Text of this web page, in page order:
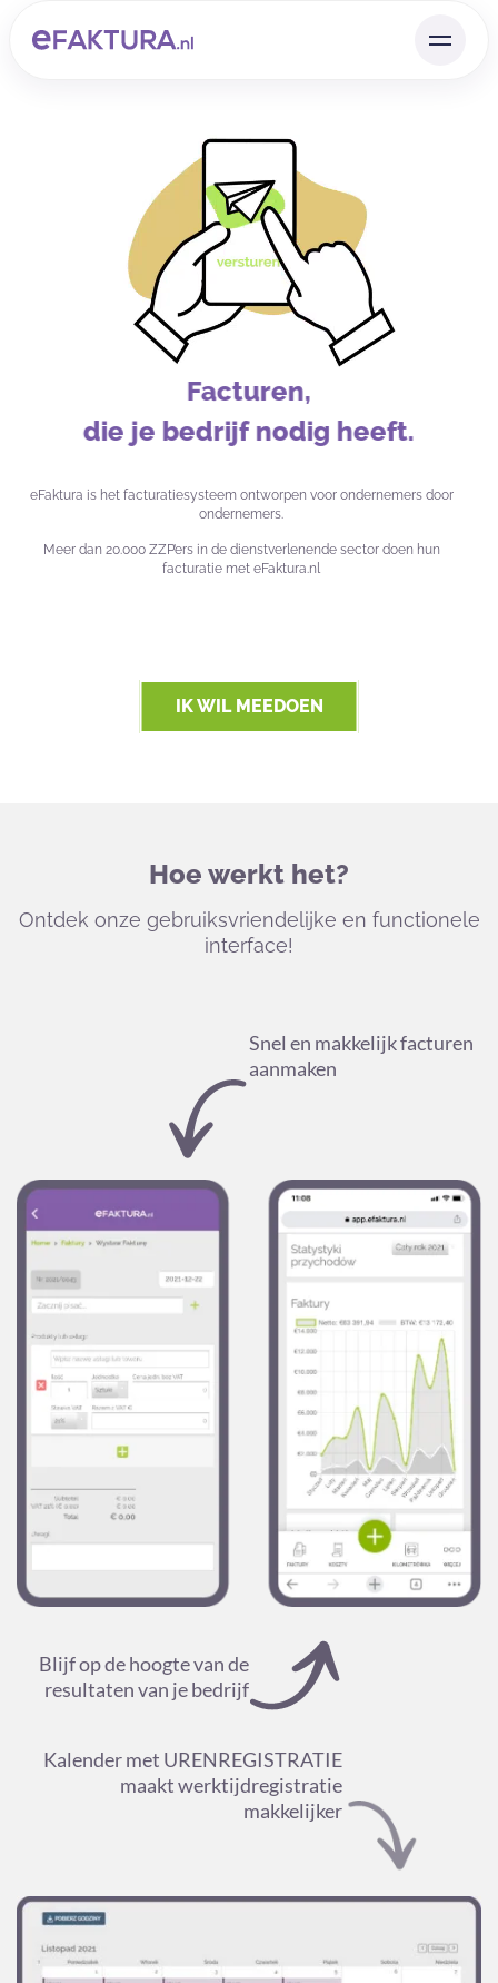
Facturen,
die je bedrijf nodig heeft.
eFaktura is het facturatiesysteem ontworpen voor ondernemers door
ondernemers.
Meer dan 20.000 ZZP’ers in de dienstverlenende sector doen hun
facturatie met eFaktura.nl
IK WIL MEEDOEN
Hoe werkt het?
Ontdek onze gebruiksvriendelijke en functionele
interface!
Snel en makkelijk facturen
aanmaken
Blijf op de hoogte van de
resultaten van je bedrijf
Kalender met URENREGISTRATIE
maakt werktijdregistratie
makkelijker